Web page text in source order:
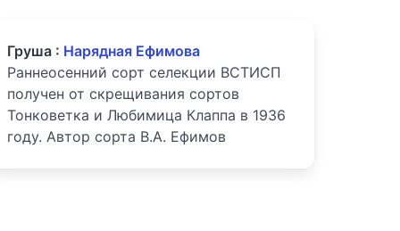
Груша : Нарядная Ефимова
Раннеосенний сорт селекции ВСТИСП
получен от скрещивания сортов
Тонковетка и Любимица Клаппа в 1936
году. Автор сорта В.А. Ефимов